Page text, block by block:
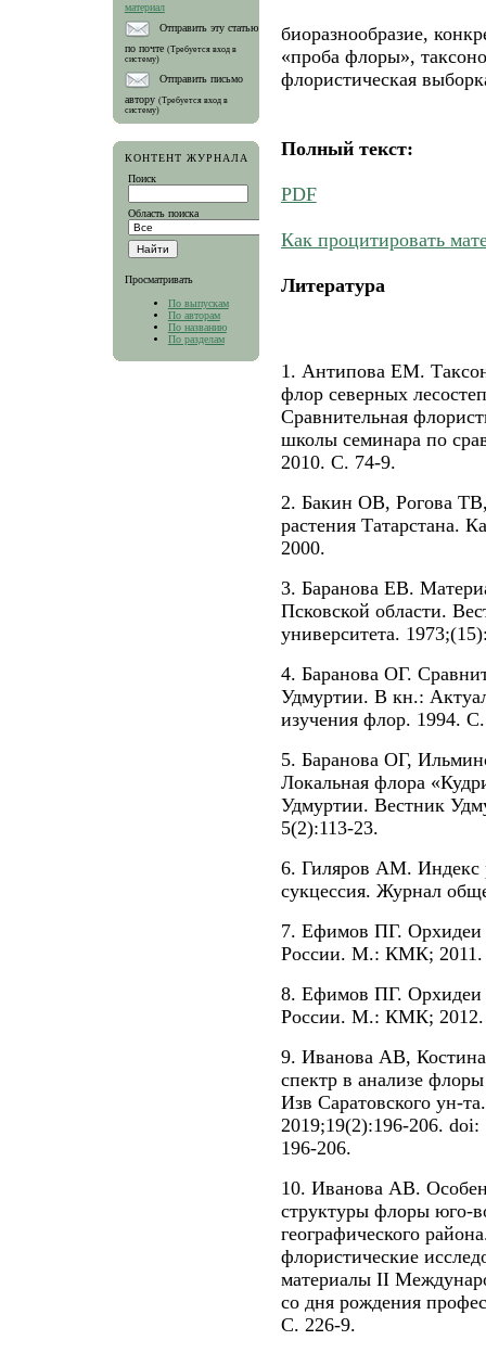
материал
Отправить эту статью
по почте (Требуется вход в
систему)
Отправить письмо
автору (Требуется вход в
систему)
КОНТЕНТ ЖУРНАЛА
Поиск
Область поиска
Просматривать
По выпускам
По авторам
По названию
По разделам
биоразнообразие,
«проба флоры»,
флористическая
Полный текст:
PDF
Как процитировать
Литература
1. Антипова ЕМ.
флор северных
Сравнительная
школы семинара по
2010. С. 74-9.
2. Бакин ОВ, Рогова
растения Татарстана.
2000.
3. Баранова ЕВ.
Псковской области.
университета.
4. Баранова ОГ.
Удмуртии. В кн.:
изучения флор. 1994.
5. Баранова ОГ,
Локальная флора
Удмуртии. Вестник
5(2):113-23.
6. Гиляров АМ. Индекс
сукцессия. Журнал
7. Ефимов ПГ. Орхидеи
России. М.: КМК; 2011.
8. Ефимов ПГ. Орхидеи
России. М.: КМК; 2012.
9. Иванова АВ,
спектр в анализе
Изв Саратовского ун-
2019;19(2):196-206.
196-206.
10. Иванова АВ.
структуры флоры юго-
географического
флористические
материалы II
со дня рождения
С. 226-9.